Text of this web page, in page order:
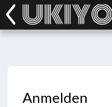
Anmelden